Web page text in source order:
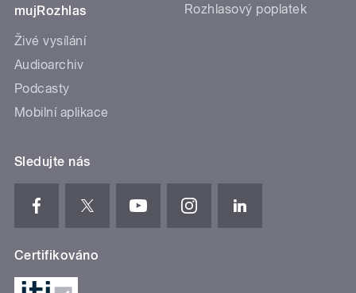
mujRozhlas
Živé vysílání
Audioarchiv
Podcasty
Mobilní aplikace
Rozhlasový poplatek
Sledujte nás
Certifikováno